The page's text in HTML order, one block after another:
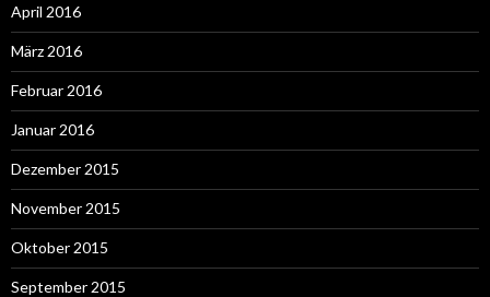
April 2016
März 2016
Februar 2016
Januar 2016
Dezember 2015
November 2015
Oktober 2015
September 2015